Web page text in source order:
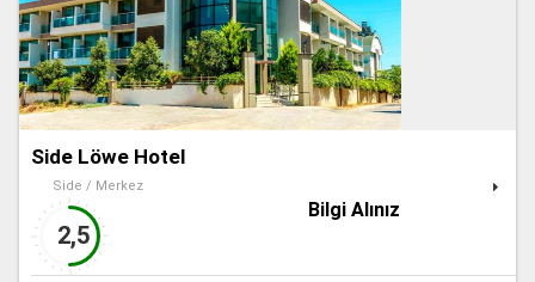
Side Löwe Hotel
Side / Merkez
2,5
Bilgi Alınız